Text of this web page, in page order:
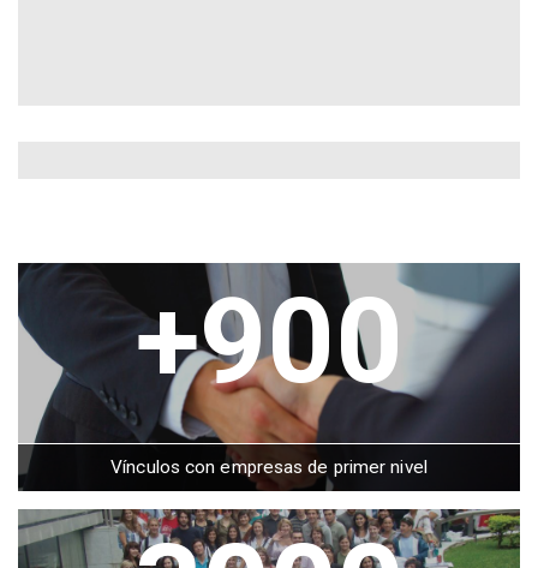
+900
Vínculos con empresas de primer nivel